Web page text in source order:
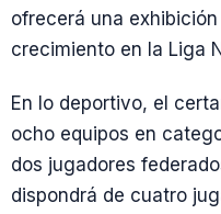
ofrecerá una
crecimiento en la Liga
En lo deportivo, el
ocho equipos en
dos jugadores
dispondrá de cuatro